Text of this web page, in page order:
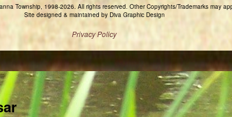
Township, 1998-2026. All rights reserved. Other Copyrights/Trademarks may
Site designed & maintained by Diva Graphic Design
Privacy Policy